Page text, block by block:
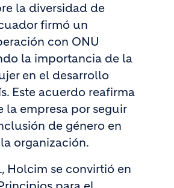
la diversidad de
firmó un
con ONU
la importancia de la
en el desarrollo
Este acuerdo reafirma
la empresa por seguir
de género en
organización.
Holcim se convirtió en